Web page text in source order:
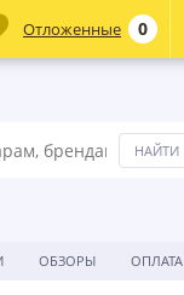
ОБЗОРЫ ОПЛАТА
Отложенные 0